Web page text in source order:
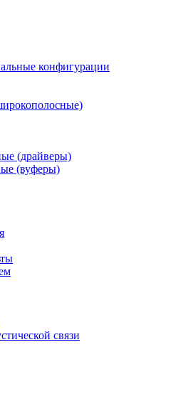
конфигурации
(драйверы)
(вуферы)
связи